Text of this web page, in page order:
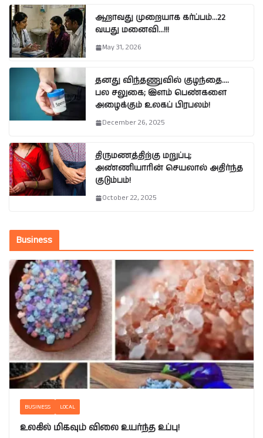
ஆறாவது முறையாக கர்ப்பம்…22
வயது மனைவி…!!!
May 31, 2026
தனது விந்தணுவில் குழந்தை….
பல சலுகை; இளம் பெண்களை
அழைக்கும் உலகப் பிரபலம்!
December 26, 2025
திருமணத்திற்கு மறுப்பு;
அண்ணியாரின் செயலால் அதிர்ந்த
குடும்பம்!
October 22, 2025
Business
BUSINESS LOCAL
உலகில் மிகவும் விலை உயர்ந்த உப்பு!